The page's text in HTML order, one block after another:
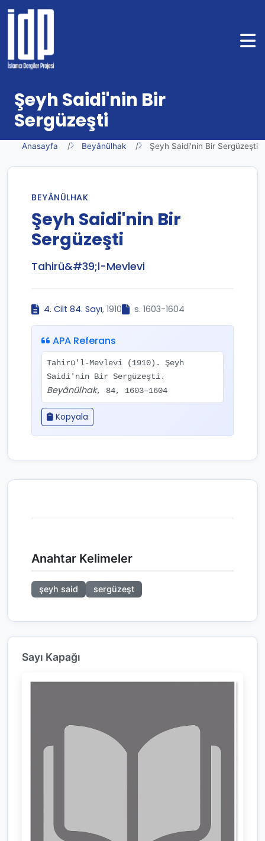
Şeyh Saidi'nin Bir
Sergüzeşti
Anasayfa Beyânülhak Şeyh Saidi'nin Bir Sergüzeşti
BEYÂNÜLHAK
Şeyh Saidi'nin Bir
Sergüzeşti
Tahirü&#39;l-Mevlevi
4. Cilt 84. Sayı, 1910 s. 1603-1604
APA Referans
Tahirü'l-Mevlevi (1910). Şeyh
Saidi'nin Bir Sergüzeşti.
Beyânülhak, 84, 1603–1604
Kopyala
Anahtar Kelimeler
şeyh said sergüzeşt
Sayı Kapağı